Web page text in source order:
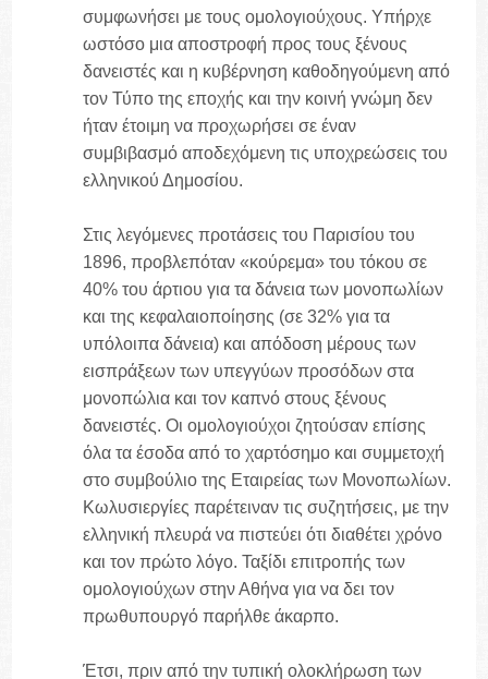
συμφωνήσει με τους ομολογιούχους. Υπήρχε
ωστόσο μια αποστροφή προς τους ξένους
δανειστές και η κυβέρνηση καθοδηγούμενη από
τον Τύπο της εποχής και την κοινή γνώμη δεν
ήταν έτοιμη να προχωρήσει σε έναν
συμβιβασμό αποδεχόμενη τις υποχρεώσεις του
ελληνικού Δημοσίου.
Στις λεγόμενες προτάσεις του Παρισίου του
1896, προβλεπόταν «κούρεμα» του τόκου σε
40% του άρτιου για τα δάνεια των μονοπωλίων
και της κεφαλαιοποίησης (σε 32% για τα
υπόλοιπα δάνεια) και απόδοση μέρους των
εισπράξεων των υπεγγύων προσόδων στα
μονοπώλια και τον καπνό στους ξένους
δανειστές. Οι ομολογιούχοι ζητούσαν επίσης
όλα τα έσοδα από το χαρτόσημο και συμμετοχή
στο συμβούλιο της Εταιρείας των Μονοπωλίων.
Κωλυσιεργίες παρέτειναν τις συζητήσεις, με την
ελληνική πλευρά να πιστεύει ότι διαθέτει χρόνο
και τον πρώτο λόγο. Ταξίδι επιτροπής των
ομολογιούχων στην Αθήνα για να δει τον
πρωθυπουργό παρήλθε άκαρπο.
Έτσι, πριν από την τυπική ολοκλήρωση των